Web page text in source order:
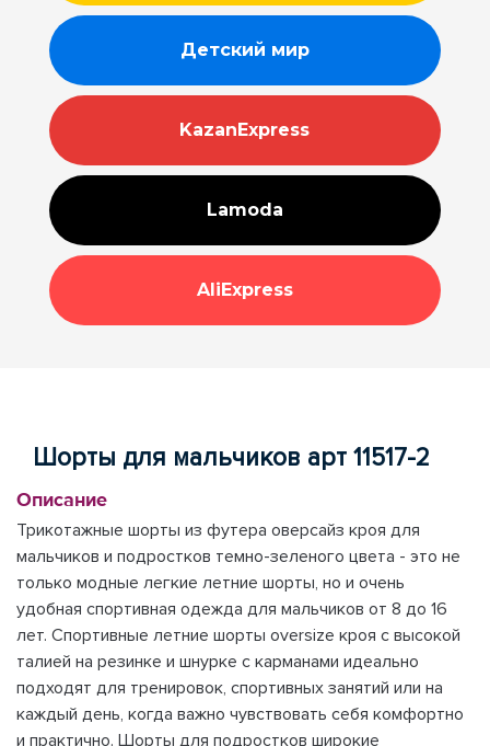
Детский мир
KazanExpress
Lamoda
AliExpress
Шорты для мальчиков арт 11517-2
Описание
Трикотажные шорты из футера оверсайз кроя для
мальчиков и подростков темно-зеленого цвета - это не
только модные легкие летние шорты, но и очень
удобная спортивная одежда для мальчиков от 8 до 16
лет. Спортивные летние шорты oversize кроя с высокой
талией на резинке и шнурке с карманами идеально
подходят для тренировок, спортивных занятий или на
каждый день, когда важно чувствовать себя комфортно
и практично. Шорты для подростков широкие